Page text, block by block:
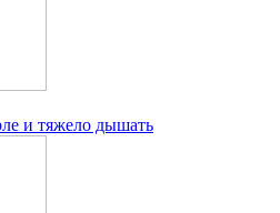
и тяжело дышать